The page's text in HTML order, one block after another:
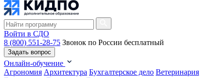
Войти в СДО
8 (800) 551-28-75 Звонок по России бесплатный
Задать вопрос
Онлайн-обучение
Агрономия Архитектура Бухгалтерское дело Ветеринария